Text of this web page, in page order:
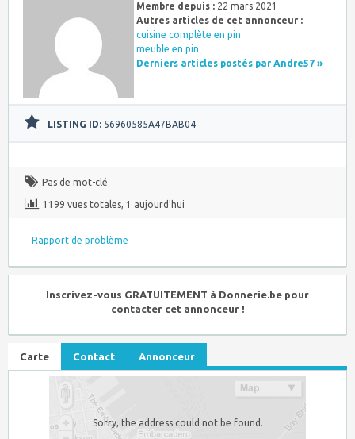
Membre depuis : 22 mars 2021
Autres articles de cet annonceur :
cuisine complète en pin
meuble en pin
Derniers articles postés par Andre57 »
LISTING ID: 56960585A47BAB04
Pas de mot-clé
1199 vues totales, 1 aujourd'hui
Rapport de problème
Inscrivez-vous GRATUITEMENT à Donnerie.be pour
contacter cet annonceur !
Carte Contact Annonceur
Sorry, the address could not be found.